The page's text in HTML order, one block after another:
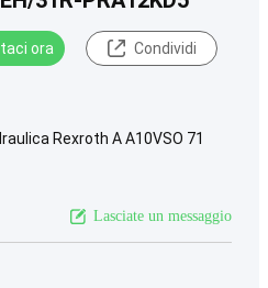
ora Condividi
Rexroth A A10VSO 71
Lasciate un messaggio